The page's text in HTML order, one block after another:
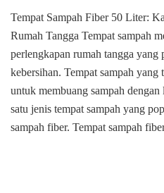
Tempat Sampah Fiber 50 Liter:
Rumah Tangga Tempat sampah
perlengkapan rumah tangga yang
kebersihan. Tempat sampah yang
untuk membuang sampah
satu jenis tempat sampah yang
sampah fiber. Tempat sampah